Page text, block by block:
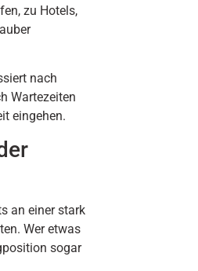
zu Hotels,
nach
Wartezeiten
eingehen.
an einer stark
Wer etwas
sogar